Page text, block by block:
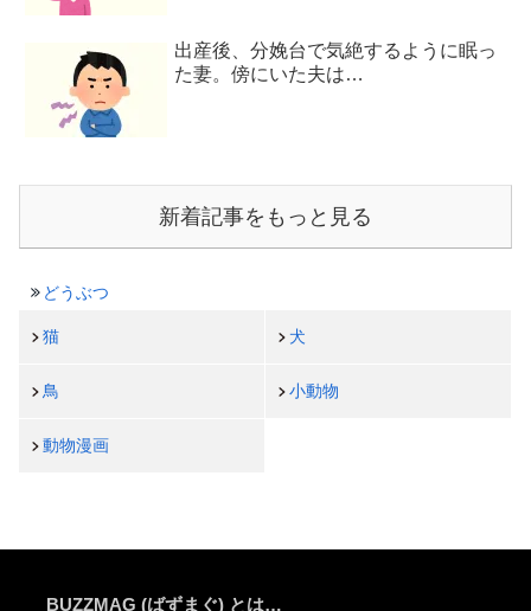
出産後、分娩台で気絶するように眠っ
た妻。傍にいた夫は…
新着記事をもっと見る
どうぶつ
猫 犬
鳥 小動物
動物漫画
BUZZMAG (ばずまぐ) とは…